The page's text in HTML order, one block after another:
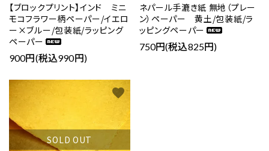
【ブロックプリント】インド ミニ
モコフラワー柄ペーパー/イエロ
ー×ブルー/包装紙/ラッピング
ペーパー
900円(税込990円)
ネパール手漉き紙 無地（プレー
ン）ペーパー 黄土/包装紙/ラ
ッピングペーパー
750円(税込825円)
SOLD OUT
favorite